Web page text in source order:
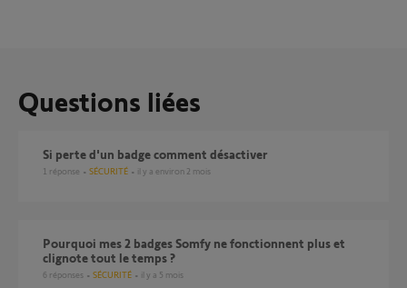
Questions liées
si perte d'un badge comment désactiver
1 réponse SÉCURITÉ il y a environ 2 mois
Pourquoi mes 2 badges Somfy ne fonctionnent plus et
clignote tout le temps ?
6 réponses SÉCURITÉ il y a 5 mois